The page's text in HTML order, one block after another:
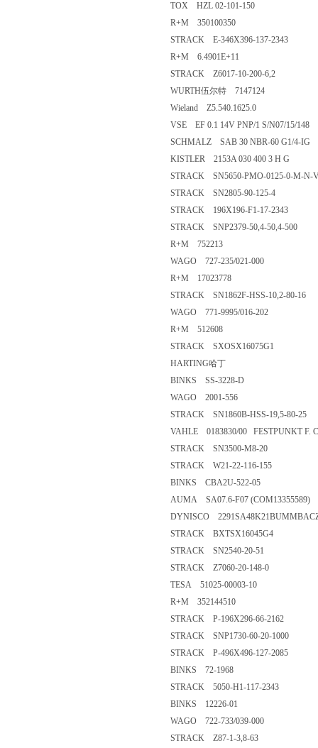
TOX HZL 02-101-150
R+M 350100350
STRACK E-346X396-137-2343
R+M 6.4901E+11
STRACK Z6017-10-200-6,2
WURTH伍尔特 7147124
Wieland Z5.540.1625.0
VSE EF 0.1 14V PNP/1 S/N07/15/148
SCHMALZ SAB 30 NBR-60 G1/4-IG
KISTLER 2153A 030 400 3 H G
STRACK SN5650-PMO-0125-0-M-N-
STRACK SN2805-90-125-4
STRACK 196X196-F1-17-2343
STRACK SNP2379-50,4-50,4-500
R+M 752213
WAGO 727-235/021-000
R+M 17023778
STRACK SN1862F-HSS-10,2-80-16
WAGO 771-9995/016-202
R+M 512608
STRACK SXOSX16075G1
HARTING哈丁
BINKS SS-3228-D
WAGO 2001-556
STRACK SN1860B-HSS-19,5-80-25
VAHLE 0183830/00 FESTPUNKT F.
STRACK SN3500-M8-20
STRACK W21-22-116-155
BINKS CBA2U-522-05
AUMA SA07.6-F07 (COM13355589)
DYNISCO
STRACK BXTSX16045G4
STRACK SN2540-20-51
STRACK Z7060-20-148-0
TESA 51025-00003-10
R+M 352144510
STRACK P-196X296-66-2162
STRACK SNP1730-60-20-1000
STRACK P-496X496-127-2085
BINKS 72-1968
STRACK 5050-H1-117-2343
BINKS 12226-01
WAGO 722-733/039-000
STRACK Z87-1-3,8-63